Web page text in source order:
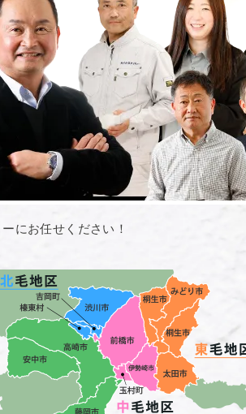
にお任せください！